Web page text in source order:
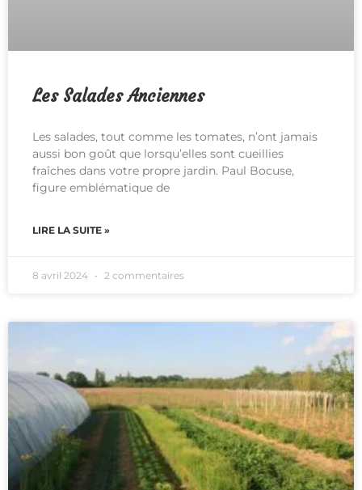
Les Salades Anciennes
Les salades, tout comme les tomates, n’ont jamais
aussi bon goût que lorsqu’elles sont cueillies
fraîches dans votre propre jardin. Paul Bocuse,
figure emblématique de
LIRE LA SUITE »
8 avril 2024 2 commentaires